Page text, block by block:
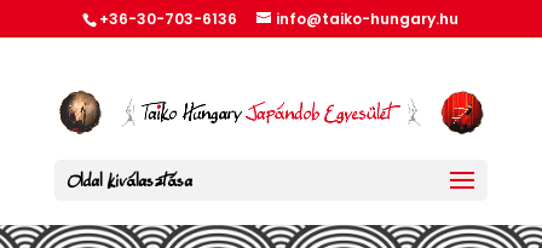
+36-30-703-6136 info@taiko-hungary.hu
Oldal kiválasztása